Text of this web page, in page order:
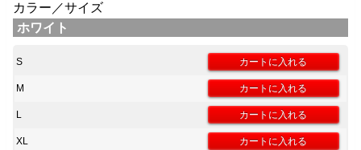
カラー／サイズ
ホワイト
S
M
L
XL